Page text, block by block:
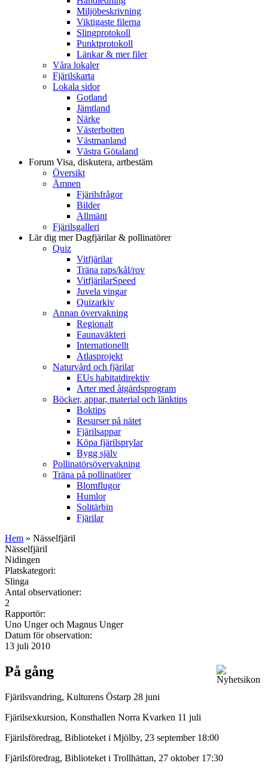
Miljöbeskrivning
Viktigaste filerna
Slingprotokoll
Punktprotokoll
Länkar & mer filer
Våra lokaler
Fjärilskarta
Lokala sidor
Gotland
Jämtland
Närke
Västerbotten
Västmanland
Västra Götaland
Forum Visa, diskutera, artbestäm
Översikt
Ämnen
Fjärilsfrågor
Bilder
Allmänt
Fjärilsgalleri
Lär dig merDagfjärilar & pollinatörer
Quiz
Vitfjärilar
Träna raps/kål/rov
VitfjärilarSpeed
Juvela vingar
Quizarkiv
Annan övervakning
Regionalt
Faunaväkteri
Internationellt
Atlasprojekt
Naturvård och fjärilar
EUs habitatdirektiv
Arter med åtgärdsprogram
Böcker, appar, material och länktips
Boktips
Resurser på nätet
Fjärilsappar
Köpa fjärilsprylar
Bygg själv
Pollinatörsövervakning
Träna på pollinatörer
Blomflugor
Humlor
Solitärbin
Fjärilar
Hem » Nässelfjäril
Nässelfjäril
Nidingen
Platskategori:
Slinga
Antal observationer:
2
Rapportör:
Uno Unger och Magnus Unger
Datum för observation:
13 juli 2010
På gång
Fjärilsvandring, Kulturens Östarp 28 juni
Fjärilsexkursion, Konsthallen Norra Kvarken 11 juli
Fjärilsföredrag, Biblioteket i Mjölby, 23 september 18:00
Fjärilsföredrag, Biblioteket i Trollhättan, 27 oktober 17:30